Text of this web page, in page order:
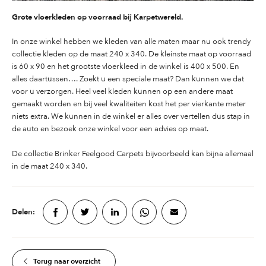
Grote vloerkleden op voorraad bij Karpetwereld.
In onze winkel hebben we kleden van alle maten maar nu ook trendy
collectie kleden op de maat 240 x 340. De kleinste maat op voorraad
is 60 x 90 en het grootste vloerkleed in de winkel is 400 x 500. En
alles daartussen…. Zoekt u een speciale maat? Dan kunnen we dat
voor u verzorgen. Heel veel kleden kunnen op een andere maat
gemaakt worden en bij veel kwaliteiten kost het per vierkante meter
niets extra. We kunnen in de winkel er alles over vertellen dus stap in
de auto en bezoek onze winkel voor een advies op maat.
De collectie Brinker Feelgood Carpets bijvoorbeeld kan bijna allemaal
in de maat 240 x 340.
Terug naar overzicht
Delen: